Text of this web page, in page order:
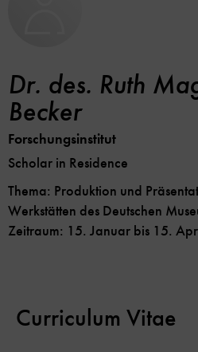
Dr. des. Ruth
Becker
Forschungsinstitut
Scholar in Residence
Thema: Produktion und
Werkstätten des Deutschen
Zeitraum: 15. Januar bis 15.
Curriculum Vitae